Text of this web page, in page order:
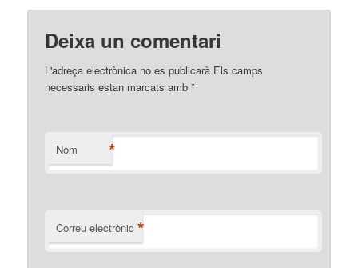
Deixa un comentari
L'adreça electrònica no es publicarà Els camps
necessaris estan marcats amb*
Nom *
Correu electrònic *